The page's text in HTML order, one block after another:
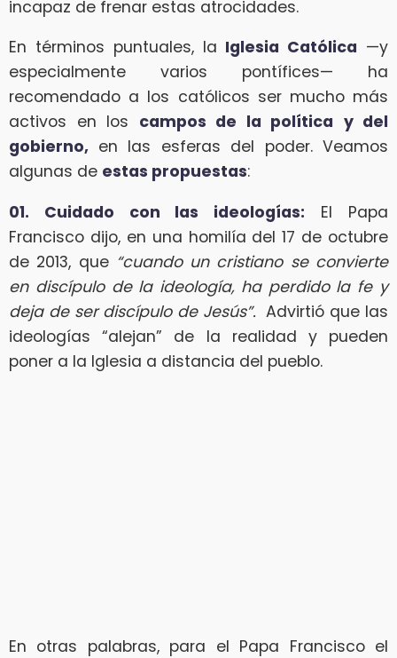
incapaz de frenar estas atrocidades.
En términos puntuales, la Iglesia Católica —y
especialmente varios pontífices— ha
recomendado a los católicos ser mucho más
activos en los campos de la política y del
gobierno, en las esferas del poder. Veamos
algunas de estas propuestas:
01. Cuidado con las ideologías: El Papa
Francisco dijo, en una homilía del 17 de octubre
de 2013, que “cuando un cristiano se convierte
en discípulo de la ideología, ha perdido la fe y
deja de ser discípulo de Jesús”.Advirtió que las
ideologías “alejan” de la realidad y pueden
poner a la Iglesia a distancia del pueblo.
En otras palabras, para el Papa Francisco el